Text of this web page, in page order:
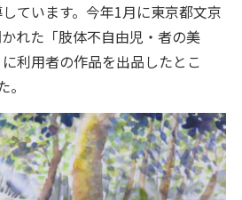
ています。今年1月に東京都文京
れた「肢体不自由児・者の美
利用者の作品を出品したとこ